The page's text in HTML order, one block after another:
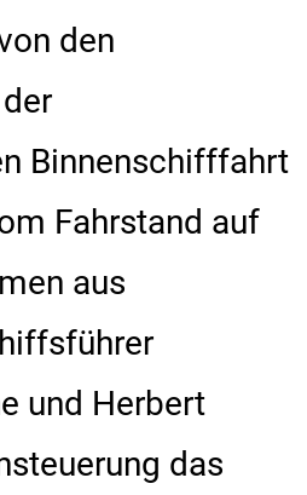
den
Binnenschifffahrt
Fahrstand auf
aus
und Herbert
das